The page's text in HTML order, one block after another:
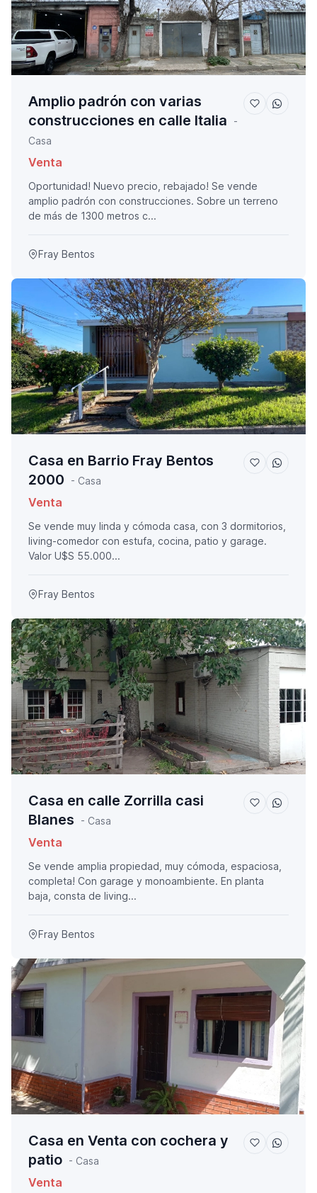
Amplio padrón con varias
construcciones en calle Italia
-
Casa
Venta
Oportunidad! Nuevo precio, rebajado! Se vende
amplio padrón con construcciones. Sobre un terreno
de más de 1300 metros c...
Fray Bentos
Casa en Barrio Fray Bentos
2000
- Casa
Venta
Se vende muy linda y cómoda casa, con 3 dormitorios,
living-comedor con estufa, cocina, patio y garage.
Valor U$S 55.000...
Fray Bentos
Casa en calle Zorrilla casi
Blanes
- Casa
Venta
Se vende amplia propiedad, muy cómoda, espaciosa,
completa! Con garage y monoambiente. En planta
baja, consta de living...
Fray Bentos
Casa en Venta con cochera y
patio - Casa
Venta